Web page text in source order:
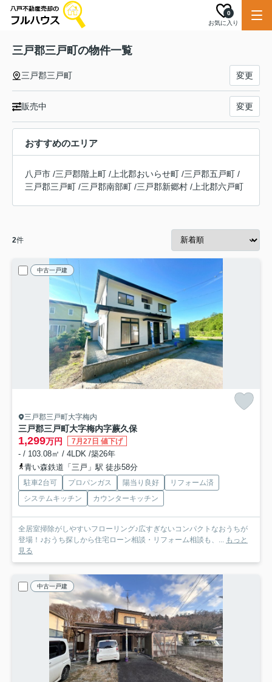
お気に入り
0
三戸郡三戸町の物件一覧
三戸郡三戸町 変更
販売中 変更
おすすめのエリア
八戸市 /三戸郡階上町 / 上北郡おいらせ町 /三戸郡五戸町 /
三戸郡三戸町 /三戸郡南部町 /三戸郡新郷村 / 上北郡六戸町
2件
中古一戸建
三戸郡三戸町大字梅内
三戸郡三戸町大字梅内字蕨久保
1,299万円 7月27日 値下げ
- / 103.08㎡ / 4LDK /築26年
青い森鉄道「三戸」駅 徒歩58分
駐車2台可 プロパンガス 陽当り良好
リフォーム済
システムキッチン
カウンターキッチン
全居室掃除がしやすいフローリング♪広すぎないコンパクトなおうちが
登場！♪おうち探しから住宅ローン相談・リフォーム相談も、... もっと
見る
中古一戸建